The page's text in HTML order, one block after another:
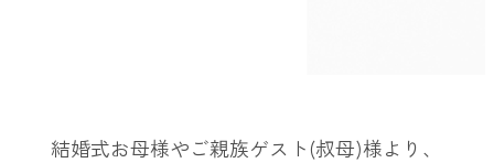
結婚式お母様やご親族ゲスト(叔母)様より、